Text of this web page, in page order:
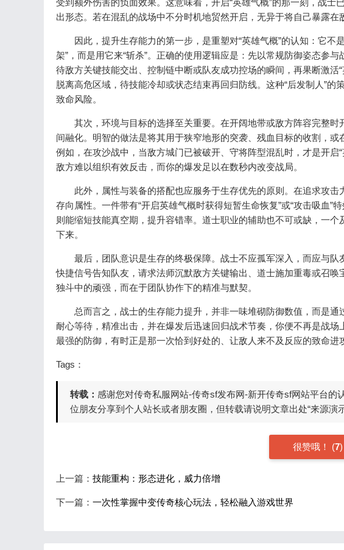
受到额外伤害的负面效果。这意味着，开启“英雄气概”的那一刻，战士
出形态。若在混乱的战场中不分时机地贸然开启，无异于将自己暴露在
因此，提升生存能力的第一步，是重塑对“英雄气概”的认知：它不
架”，而是用它来“斩杀”。正确的使用逻辑应是：先以常规防御姿态参
待敌方关键技能交出、控制链中断或队友成功控场的瞬间，再果断激活
脱离高危区域，待技能冷却或状态结束再回归防线。这种“后发制人”
致命风险。
其次，环境与目标的选择至关重要。在开阔地带或敌方阵容完整时
间融化。明智的做法是将其用于狭窄地形的突袭、残血目标的收割，或
例如，在攻沙战中，当敌方城门已被破开、守将阵型混乱时，才是开启
敌方难以组织有效反击，而你的爆发足以在数秒内改变战局。
此外，属性与装备的搭配也应服务于生存优先的原则。在追求攻击
存向属性。一件带有“开启英雄气概时获得短暂生命恢复”或“攻击吸血”
则能缩短技能真空期，提升容错率。道士职业的辅助也不可或缺，一个
下来。
最后，团队意识是生存的终极保障。战士不应孤军深入，而应与队
快捷信号告知队友，请求法师沉默敌方关键输出、道士施加重毒或召
独斗中的顽强，而在于团队协作下的精准与默契。
总而言之，战士的生存能力提升，并非一味堆砌防御数值，而是通
耐心等待，精准出击，并在爆发后迅速回归战术节奏，你便不再是战场
最强的防御，有时正是那一次恰到好处的、让敌人来不及反应的致命进
Tags：
转载： 感谢您对传奇私服网站-传奇sf发布网-新开传奇sf网站平台的
位朋友分享到个人站长或者朋友圈，但转载请说明文章出处“来源演示
很赞哦！ (7)
上一篇： 技能重构：形态进化，威力倍增
下一篇： 一次性掌握中变传奇核心玩法，轻松融入游戏世界